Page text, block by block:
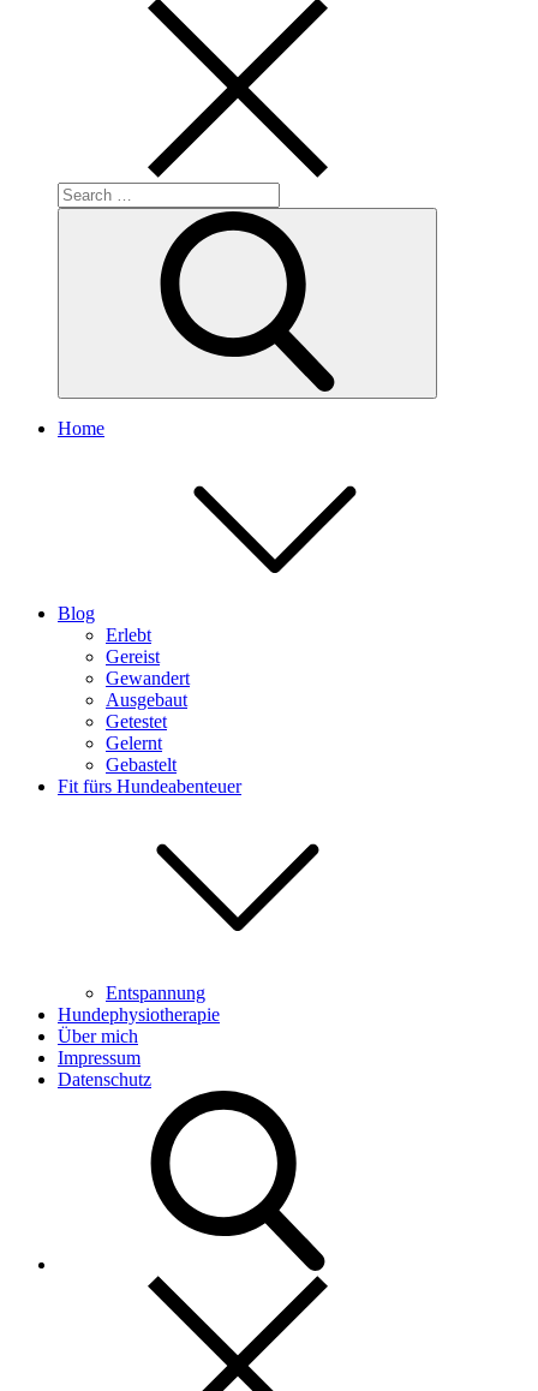
Search
for:
Home
Blog
Erlebt
Gereist
Gewandert
Ausgebaut
Getestet
Gelernt
Gebastelt
Fit fürs Hundeabenteuer
Entspannung
Hundephysiotherapie
Über mich
Impressum
Datenschutz